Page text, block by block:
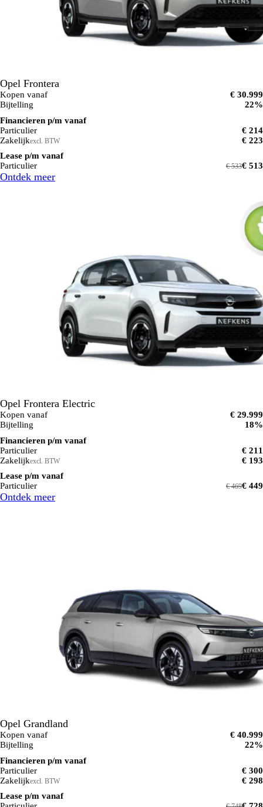
Opel Frontera
Kopen vanaf
€ 30.999
Bijtelling
22%
Financieren p/m vanaf
Particulier
€ 214
Zakelijkexcl. BTW
€ 223
Lease p/m vanaf
Particulier
€ 513
€ 533
Ontdek meer
Opel Frontera Electric
Kopen vanaf
€ 29.999
Bijtelling
18%
Financieren p/m vanaf
Particulier
€ 211
Zakelijkexcl. BTW
€ 193
Lease p/m vanaf
Particulier
€ 449
€ 469
Ontdek meer
Opel Grandland
Kopen vanaf
€ 40.999
Bijtelling
22%
Financieren p/m vanaf
Particulier
€ 300
Zakelijkexcl. BTW
€ 298
Lease p/m vanaf